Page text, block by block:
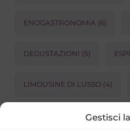
Gestisci
ENOGASTRONOMIA (6)
DEGUSTAZIONI (5)
LIMOUSINE DI LUSSO (4)
PRODOTTI LOCALI (3)